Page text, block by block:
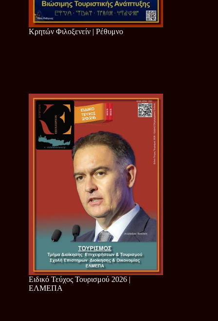
Κρητών Φιλοξενείν | Ρέθυμνο
Ειδικό Τεύχος Τουρισμού 2026 |
ΕΛΜΕΠΑ